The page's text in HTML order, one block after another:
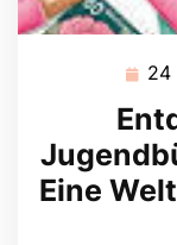
24
Eine